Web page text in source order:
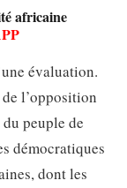
africaine
évaluation.
l’opposition
peuple de
démocratiques
dont les